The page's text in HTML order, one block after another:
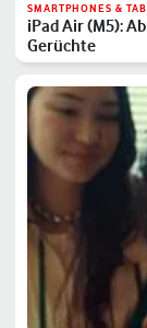
SMARTPHONES &
iPad Air (M5):
Gerüchte